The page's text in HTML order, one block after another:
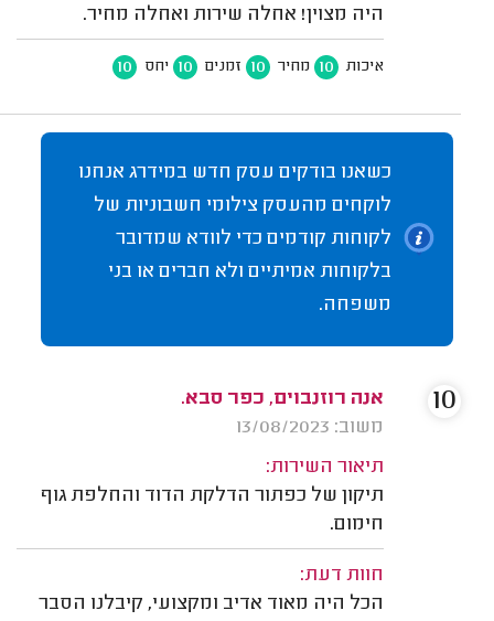
היה מצוין! אחלה שירות ואחלה מחיר.
איכות 10 מחיר 10 זמנים 10 יחס 10
כשאנו בודקים עסק חדש במידרג אנחנו
לוקחים מהעסק צילומי חשבוניות של
לקוחות קודמים כדי לוודא שמדובר
בלקוחות אמיתיים ולא חברים או בני
משפחה.
אנה רוזנבוים, כפר סבא.
משוב: 13/08/2023
תיאור השירות:
תיקון של כפתור הדלקת הדוד והחלפת גוף
חימום.
חוות דעת:
הכל היה מאוד אדיב ומקצועי, קיבלנו הסבר
10